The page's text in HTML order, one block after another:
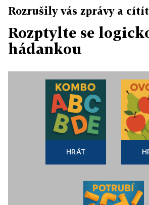
Rozrušily vás zprávy a
Rozptylte se
hádankou
HRÁT